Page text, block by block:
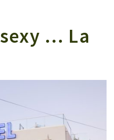
… La